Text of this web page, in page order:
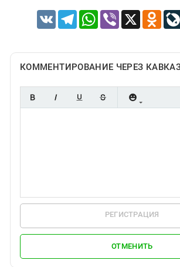
VK TelegramWhatsApp
Viber X
КОММЕНТИРОВАНИЕ ЧЕРЕЗ
РЕГИСТРАЦИЯ
ОТМЕНИТЬ